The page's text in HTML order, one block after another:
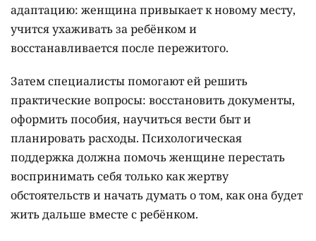
адаптацию: женщина привыкает к новому месту,
учится ухаживать за ребёнком и
восстанавливается после пережитого.
Затем специалисты помогают ей решить
практические вопросы: восстановить документы,
оформить пособия, научиться вести быт и
планировать расходы. Психологическая
поддержка должна помочь женщине перестать
воспринимать себя только как жертву
обстоятельств и начать думать о том, как она будет
жить дальше вместе с ребёнком.